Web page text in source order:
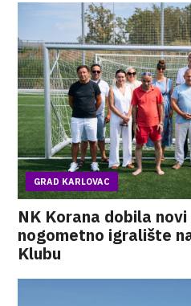
GRAD KARLOVAC
NK Korana dobila
nogometno igralište
Klubu